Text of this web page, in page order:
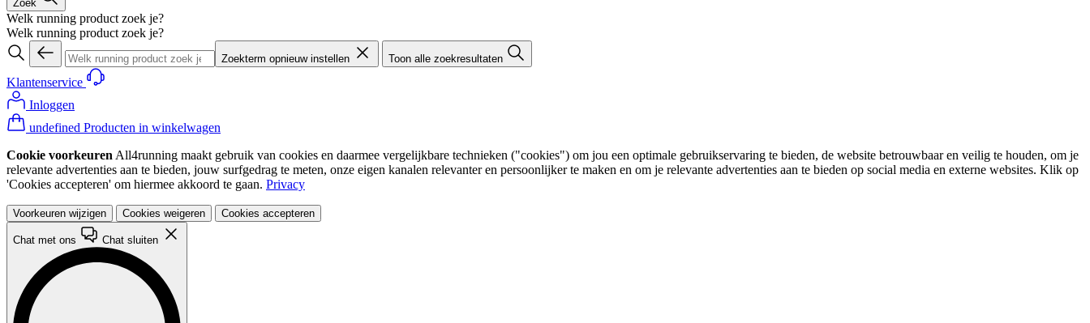
Zoek
Welk running product zoek je?
Welk running product zoek je?
Zoekterm opnieuw instellen Toon alle zoekresultaten
Klantenservice
Inloggen
undefined Producten in winkelwagen
Cookie voorkeuren All4running maakt gebruik van cookies en daarmee vergelijkbare technieken ("cookies") om jou een optimale gebruikservaring te bieden, de website betrouwbaar en veilig te houden, om je
relevante advertenties aan te bieden, jouw surfgedrag te meten, onze eigen kanalen relevanter en persoonlijker te maken en om je relevante advertenties aan te bieden op social media en externe websites. Klik op
'Cookies accepteren' om hiermee akkoord te gaan. Privacy
Voorkeuren wijzigen Cookies weigeren Cookies accepteren
Chat met ons Chat sluiten